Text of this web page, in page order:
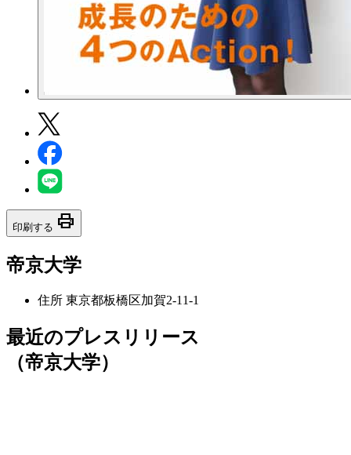
印刷する print
帝京大学
住所 東京都板橋区加賀2-11-1
最近のプレスリリース
（帝京大学）